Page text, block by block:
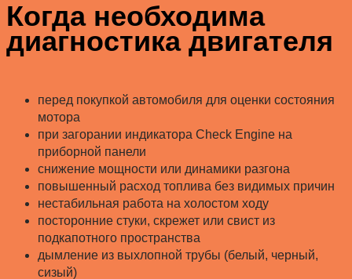
Когда необходима
диагностика двигателя
перед покупкой автомобиля для оценки состояния
мотора
при загорании индикатора Check Engine на
приборной панели
снижение мощности или динамики разгона
повышенный расход топлива без видимых причин
нестабильная работа на холостом ходу
посторонние стуки, скрежет или свист из
подкапотного пространства
дымление из выхлопной трубы (белый, черный,
сизый)